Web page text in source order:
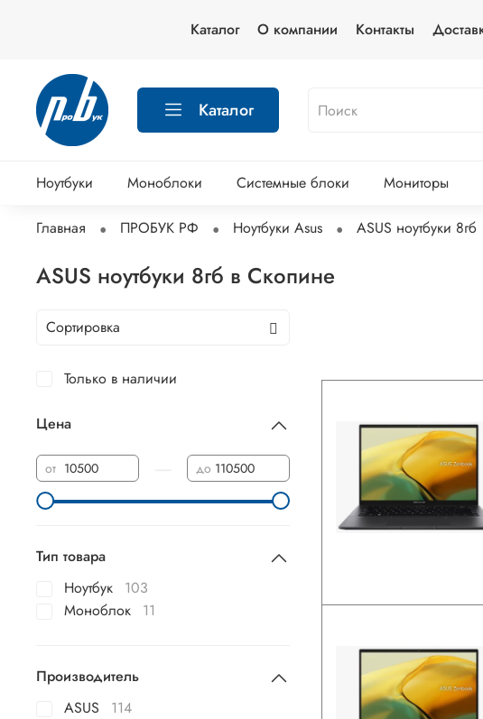
Каталог О компании Контакты
Каталог
Ноутбуки Моноблоки Системные блоки Мониторы
Главная ПРОБУК РФ Ноутбуки Asus ASUS ноутбуки 8гб
ASUS ноутбуки 8гб в Скопине
Только в наличии
Цена
от до
Тип товара
Ноутбук
103
Моноблок
11
Производитель
ASUS
114